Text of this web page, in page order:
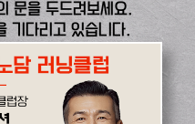
문을 두드려보세요.
기다리고 있습니다.